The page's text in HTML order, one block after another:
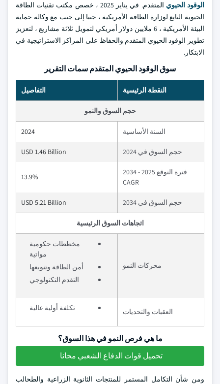
الوقود الحيوي
المتقدم. في يناير 2025 ، خصص مكتب تقنيات الطاقة
الحيوية التابع لوزارة الطاقة الأمريكية ، جنبا إلى جنب مع وكالة حماية
البيئة الأمريكية ، 6 ملايين دولار أمريكي لتمويل ثلاثة مشاريع ، لتعزيز
تطوير الوقود الحيوي المتقدم والحفاظ على المراكز الاستراتيجية في
الابتكار.
سوق الوقود الحيوي المتقدم سمات التقرير
النقطة الرئيسية التفاصيل
حجم السوق والنمو
السنة الأساسية 2024
حجم السوق في 2024 USD 1.46 Billion
فترة التوقع 2025 - 2034
CAGR
13.9%
حجم السوق في 2034 USD 5.21 Billion
اتجاهات السوق الرئيسية
محركات النمو
مخططات حكومية
مواتية
أمن الطاقة وتنويعها
التقدم التكنولوجي
العقبات والتحديات تكلفة أولية عالية
ما هي فرص النمو في هذا السوق؟
تحميل قوات الدفاع الشعبي مجانا
ومن شأن التكامل المستمر للمنتجات الثانوية الزراعية والطحالب